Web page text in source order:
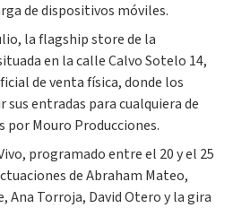
de dispositivos móviles.
la flagship store de la
en la calle Calvo Sotelo 14,
de venta física, donde los
entradas para cualquiera de
Mouro Producciones.
programado entre el 20 y el 25
de Abraham Mateo,
Ana Torroja, David Otero y la gira